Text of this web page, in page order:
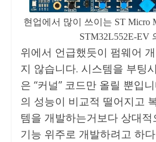
현업에서 많이 쓰이는 ST Micro
STM32L552E-EV
위에서 언급했듯이 펌웨어
지 않습니다. 시스템을 부팅
은 “커널” 코드만 올릴 뿐입
의 성능이 비교적 떨어지고
템을 개발하는거보다 상대
기능 위주로 개발하려고 하